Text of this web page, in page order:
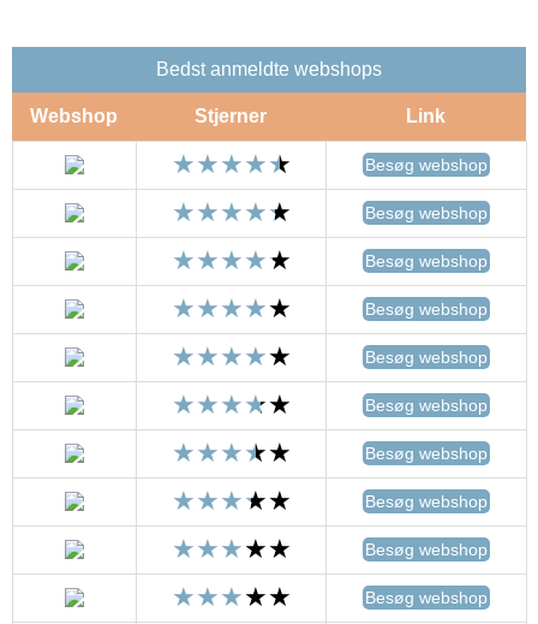
Bedst anmeldte webshops
Webshop Stjerner Link
Besøg webshop
Besøg webshop
Besøg webshop
Besøg webshop
Besøg webshop
Besøg webshop
Besøg webshop
Besøg webshop
Besøg webshop
Besøg webshop